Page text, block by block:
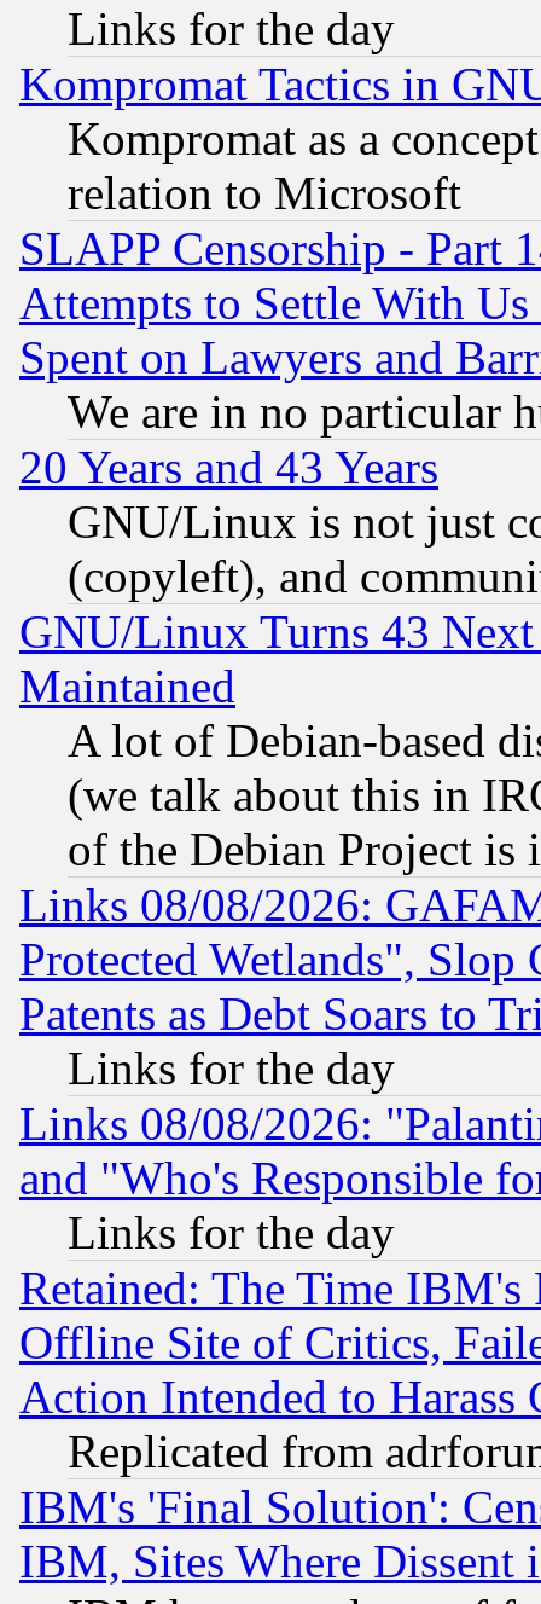
Links for the day
Kompromat Tactics in
Kompromat as a
relation to Microsoft
SLAPP Censorship - Part
Attempts to Settle With
Spent on Lawyers and
We are in no particular
20 Years and 43 Years
GNU/Linux is not just
(copyleft), and
GNU/Linux Turns 43
Maintained
A lot of Debian-based
(we talk about this in
of the Debian Project is
Links 08/08/2026:
Protected Wetlands", Slop
Patents as Debt Soars to
Links for the day
Links 08/08/2026:
and "Who's Responsible
Links for the day
Retained: The Time
Offline Site of Critics,
Action Intended to Harass
Replicated from
IBM's 'Final Solution':
IBM, Sites Where Dissent